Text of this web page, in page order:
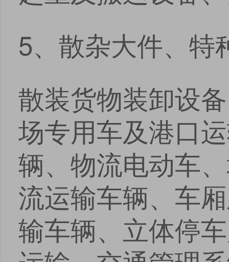
5、散杂大件、特
散装货物装卸设
场专用车及港口
辆、物流电动车
流运输车辆、车
输车辆、立体停